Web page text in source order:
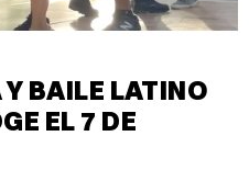
BAILE LATINO
EL 7 DE